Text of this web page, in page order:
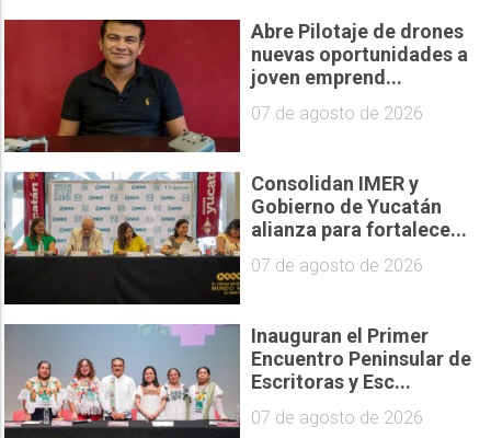
Abre Pilotaje de drones
nuevas oportunidades a
joven emprend...
07 de agosto de 2026
Consolidan IMER y
Gobierno de Yucatán
alianza para fortalece...
07 de agosto de 2026
Inauguran el Primer
Encuentro Peninsular de
Escritoras y Esc...
07 de agosto de 2026